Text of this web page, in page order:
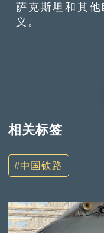
萨克斯坦和其
义。
相关标签
中国铁路